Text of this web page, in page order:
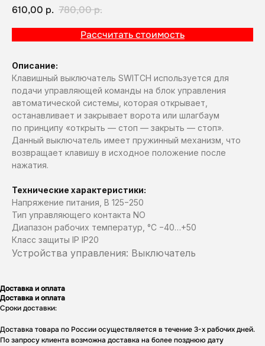
610,00 р. 780,00р.
Рассчитать стоимость
Описание:
Клавишный выключатель SWITCH используется для
подачи управляющей команды на блок управления
автоматической системы, которая открывает,
останавливает и закрывает ворота или шлагбаум
по принципу «открыть — стоп — закрыть — стоп».
Данный выключатель имеет пружинный механизм, что
возвращает клавишу в исходное положение после
нажатия.
Технические характеристики:
Напряжение питания, В 125−250​
Тип управляющего контакта NO​
Диапазон рабочих температур, °С −40…+50​
Класс защиты IP IP20​
Устройства управления: Выключатель
Доставка и оплата
Доставка и оплата
Сроки доставки:
Доставка товара по России осуществляется в течение 3-х рабочих дней.
По запросу клиента возможна доставка на более позднюю дату